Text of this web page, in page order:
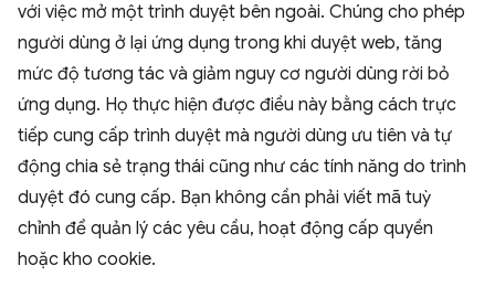
với việc mở một trình duyệt bên ngoài. Chúng cho phép
người dùng ở lại ứng dụng trong khi duyệt web, tăng
mức độ tương tác và giảm nguy cơ người dùng rời bỏ
ứng dụng. Họ thực hiện được điều này bằng cách trực
tiếp cung cấp trình duyệt mà người dùng ưu tiên và tự
động chia sẻ trạng thái cũng như các tính năng do trình
duyệt đó cung cấp. Bạn không cần phải viết mã tuỳ
chỉnh để quản lý các yêu cầu, hoạt động cấp quyền
hoặc kho cookie.